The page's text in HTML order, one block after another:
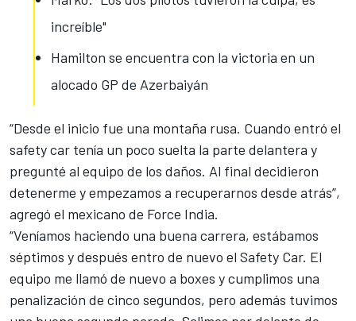
increíble"
Hamilton se encuentra con la victoria en un
alocado GP de Azerbaiyán
“Desde el inicio fue una montaña rusa. Cuando entró el
safety car tenía un poco suelta la parte delantera y
pregunté al equipo de los daños. Al final decidieron
detenerme y empezamos a recuperarnos desde atrás”,
agregó el mexicano de Force India.
“Veníamos haciendo una buena carrera, estábamos
séptimos y después entro de nuevo el Safety Car. El
equipo me llamó de nuevo a boxes y cumplimos una
penalización de cinco segundos, pero además tuvimos